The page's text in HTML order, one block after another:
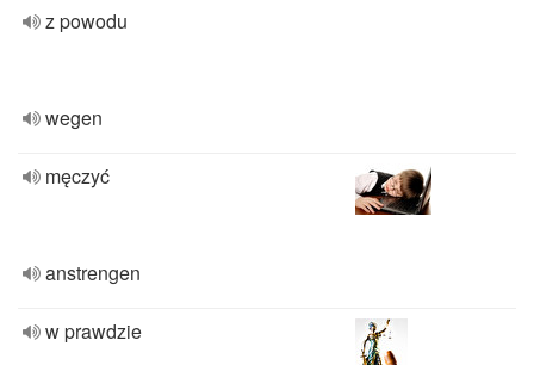
z powodu
wegen
męczyć
anstrengen
w prawdzie